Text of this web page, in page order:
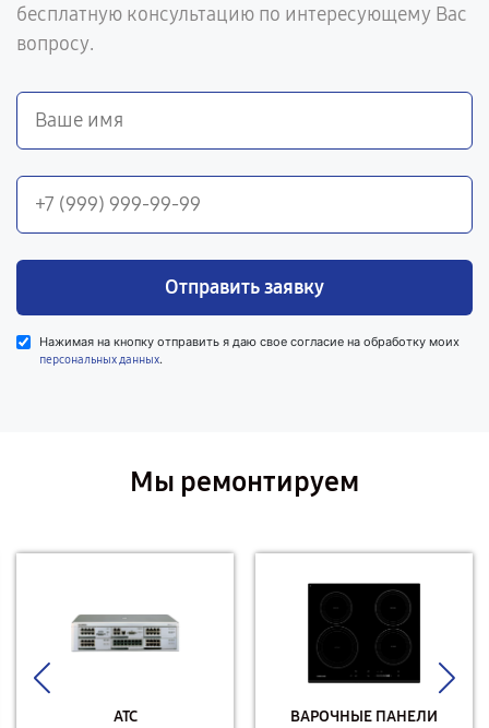
бесплатную консультацию по интересующему Вас
вопросу.
Отправить заявку
Нажимая на кнопку отправить я даю свое согласие на обработку моих
персональных данных.
Мы ремонтируем
АТС ВАРОЧНЫЕ ПАНЕЛИ